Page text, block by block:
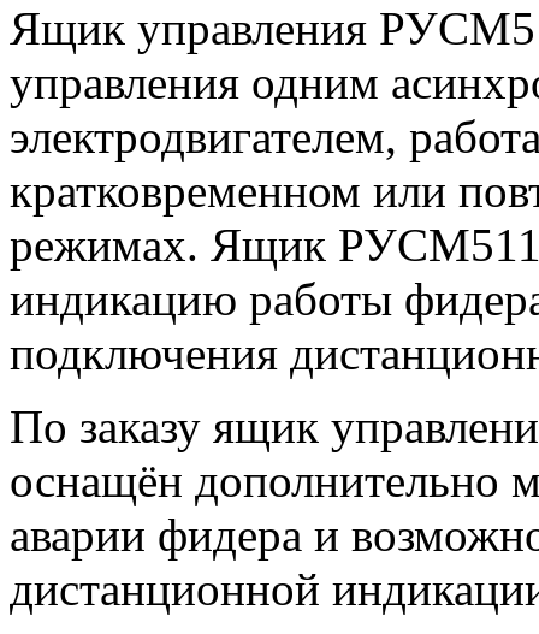
Ящик управления
управления одним
электродвигателем,
кратковременном или
режимах. Ящик
индикацию работы
подключения
По заказу ящик
оснащён дополнительно
аварии фидера и
дистанционной